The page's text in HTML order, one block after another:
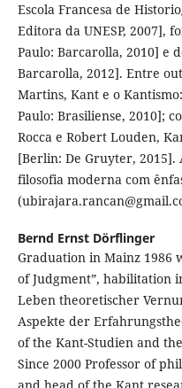
Escola Francesa de
Editora da UNESP, 2007],
Paulo: Barcarolla, 2010] e
Barcarolla, 2012]. Entre
Martins, Kant e o
Paulo: Brasiliense, 2010];
Rocca e Robert Louden,
[Berlin: De Gruyter,
filosofia moderna com
Bernd Ernst Dörflinger
Graduation in Mainz 1986
of Judgment”, habilitation
Leben theoretischer
Aspekte der
of the Kant-Studien and
Since 2000 Professor of